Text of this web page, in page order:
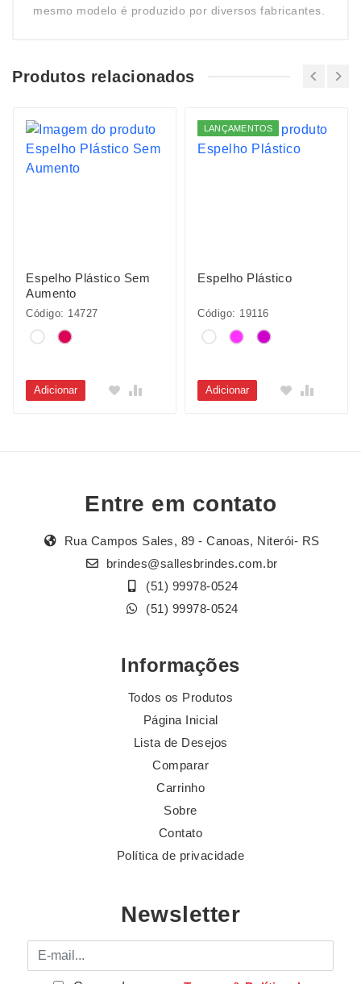
mesmo modelo é produzido por diversos fabricantes.
Produtos relacionados
Espelho Plástico Sem
Aumento
Código: 14727
Adicionar
LANÇAMENTOS
Espelho Plástico
Código: 19116
Adicionar
Entre em contato
Rua Campos Sales, 89 - Canoas, Niterói- RS
brindes@sallesbrindes.com.br
(51) 99978-0524
(51) 99978-0524
Informações
Todos os Produtos
Página Inicial
Lista de Desejos
Comparar
Carrinho
Sobre
Contato
Política de privacidade
Newsletter
E-mail